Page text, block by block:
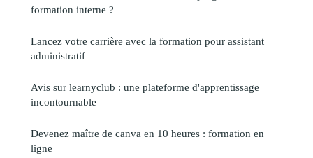
formation interne ?
Lancez votre carrière avec la formation pour assistant
administratif
Avis sur learnyclub : une plateforme d'apprentissage
incontournable
Devenez maître de canva en 10 heures : formation en
ligne